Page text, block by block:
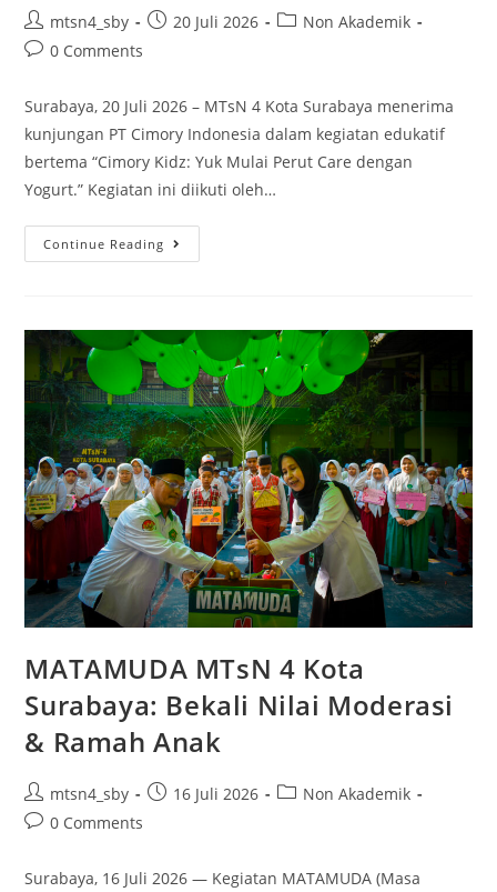
Post
author:
mtsn4_sby
Post20 Juli 2026
PostNon Akademik
Post0 Comments
Surabaya, 20 Juli 2026 – MTsN 4 Kota Surabaya menerima
kunjungan PT Cimory Indonesia dalam kegiatan edukatif
bertema “Cimory Kidz: Yuk Mulai Perut Care dengan
Yogurt.” Kegiatan ini diikuti oleh…
Continue Reading
4
Gelar
Kegiatan
Bersama
PT
Cimory
Indonesia
MATAMUDA MTsN 4 Kota
Surabaya: Bekali Nilai Moderasi
& Ramah Anak
Post
author:
mtsn4_sby
Post16 Juli 2026
PostNon Akademik
Post0 Comments
Surabaya, 16 Juli 2026 — Kegiatan MATAMUDA (Masa